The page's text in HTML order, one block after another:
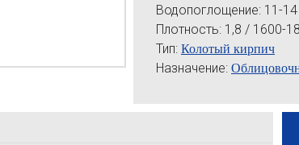
Водопоглощение: 11-14
Плотность: 1,8 / 1600-
Тип: Колотый кирпич
Назначение: